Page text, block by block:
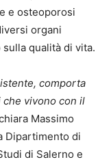
e osteoporosi
organi
qualità di vita.
comporta
che vivono con il
Massimo
Dipartimento di
di Salerno e